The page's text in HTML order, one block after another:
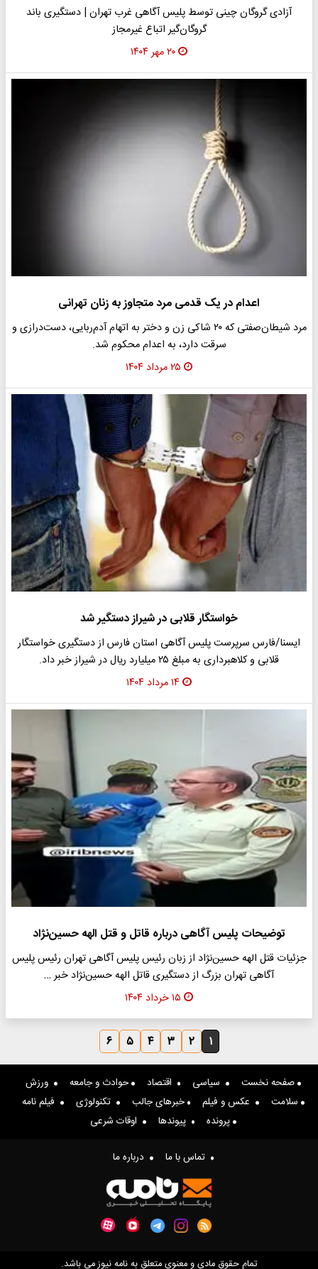
آزادی گروگان چینی توسط پلیس آگاهی غرب تهران | دستگیری باند
گروگان‌گیر اتباع غیرمجاز
۲۰ مهر ۱۴۰۴
اعدام در یک قدمی مرد متجاوز به زنان تهرانی
مرد شیطان‌صفتی که ۲۰ شاکی زن و دختر به اتهام آدم‌ربایی، دست‌درازی و
سرقت دارد، به اعدام محکوم شد.
۲۵ مرداد ۱۴۰۴
خواستگار قلابی در شیراز دستگیر شد
ایسنا/فارس سرپرست پلیس آگاهی استان فارس از دستگیری خواستگار
قلابی و کلاهبرداری به مبلغ ۲۵ میلیارد ریال در شیراز خبر داد.
۱۴ مرداد ۱۴۰۴
توضیحات پلیس آگاهی درباره قاتل و قتل الهه حسین‌نژاد
جزئیات قتل الهه حسین‌نژاد از زبان رئیس پلیس آگاهی تهران رئیس پلیس
آگاهی تهران بزرگ از دستگیری قاتل الهه حسین‌نژاد خبر …
۱۵ خرداد ۱۴۰۴
۱ ۲ ۳ ۴ ۵ ۶
صفحه نخست سیاسی اقتصاد حوادث و جامعه
ورزش
سلامت
عکس و فیلم خبرهای جالب تکنولوژی
فیلم نامه
پرونده
پیوندها اوقات شرعی
تماس با ما درباره ما
تمام حقوق مادی و معنوی متعلق به نامه نیوز می باشد.